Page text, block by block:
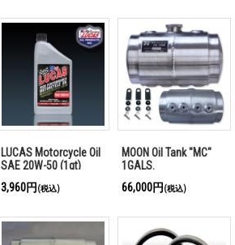
LUCAS Motorcycle Oil
SAE 20W-50 (1qt)
3,960円 (税込)
MOON Oil Tank "MC"
1GALS.
66,000円 (税込)